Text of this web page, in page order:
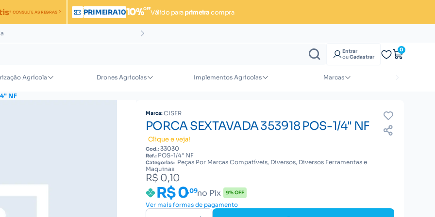
* CONSULTE AS REGRAS PRIMEIRA1010%OFFVálido paraprimeiracompra
Entrar
ouCadastrar
0
Agrícola Drones Agrícolas Implementos Agrícolas Marcas
4" NF
Marca:CISER
PORCA SEXTAVADA 353918 POS-1/4" NF
Clique e veja!
Cod.:33030
Ref.: POS-1/4" NF
Categorias: Peças Por Marcas Compatíveis, Diversos, Diversos Ferramentas e
Maquinas
R$ 0,10
R$ 0,09no Pix 9% OFF
Ver mais formas de pagamento